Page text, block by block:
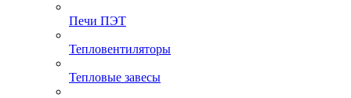
Печи ПЭТ
Тепловентиляторы
Тепловые завесы